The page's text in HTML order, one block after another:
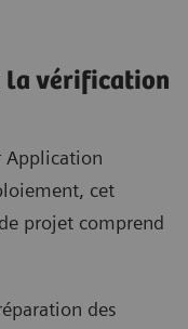
la vérification
Application
cet
projet comprend
des